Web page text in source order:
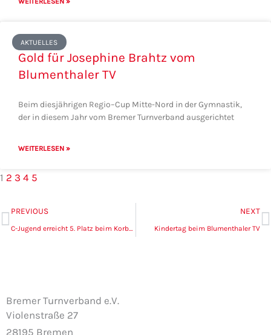
AKTUELLES
Gold für Josephine Brahtz vom
Blumenthaler TV
Beim diesjährigen Regio–Cup Mitte-Nord in der Gymnastik,
der in diesem Jahr vom Bremer Turnverband ausgerichtet
WEITERLESEN »
1 2 3 4 5
Zurück
PREVIOUS
C-Jugend erreicht 5. Platz beim Korbball Nachwuchspokal AK 14/15
NEXT
Kindertag beim Blumenthaler TV
Bremer Turnverband e.V.
Violenstraße 27
28195 Bremen